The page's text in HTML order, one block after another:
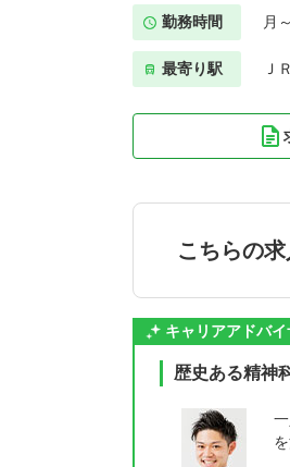
勤務時間 月
最寄り駅 Ｊ
こちらの
キャリアアドバ
歴史ある精神